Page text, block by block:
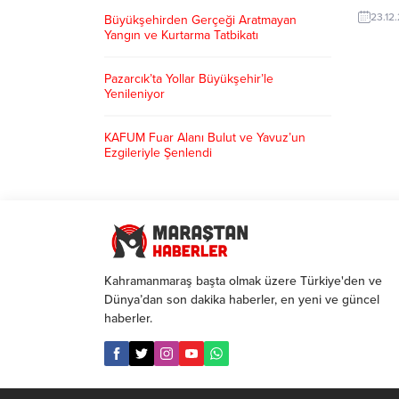
Yunus
Büyükşehirden Gerçeği Aratmayan
Yangın ve Kurtarma Tatbikatı
Pazarcık’ta Yollar Büyükşehir’le
Yenileniyor
KAFUM Fuar Alanı Bulut ve Yavuz’un
Ezgileriyle Şenlendi
Kahramanmaraş başta olmak üzere Türkiye'den ve
Dünya’dan son dakika haberler, en yeni ve güncel
haberler.